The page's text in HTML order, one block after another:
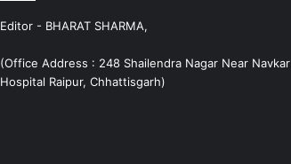
Editor - BHARAT SHARMA,
(Office Address : 248 Shailendra Nagar Near Navkar
Hospital Raipur, Chhattisgarh)